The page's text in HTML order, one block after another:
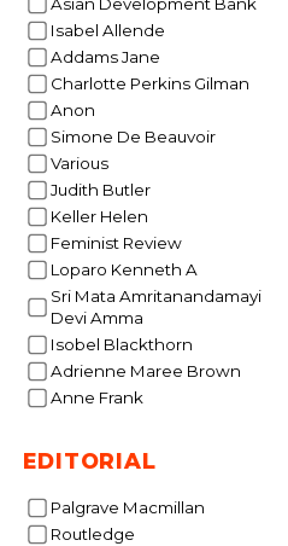
Isabel Allende
Addams Jane
Charlotte Perkins Gilman
Anon
Simone De Beauvoir
Various
Judith Butler
Keller Helen
Feminist Review
Loparo Kenneth A
Sri Mata Amritanandamayi
Devi Amma
Isobel Blackthorn
Adrienne Maree Brown
Anne Frank
EDITORIAL
Palgrave Macmillan
Routledge